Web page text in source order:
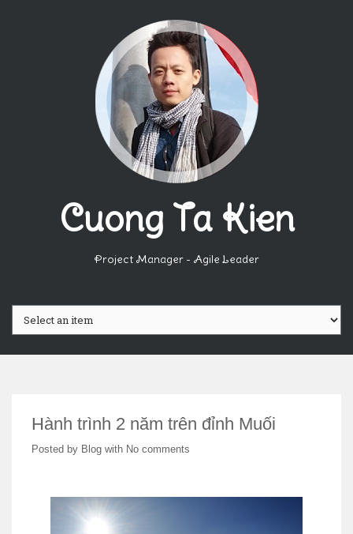
Cuong Ta Kien
Project Manager - Agile Leader
Hành trình 2 năm trên đỉnh Muối
Posted by Blog with No comments